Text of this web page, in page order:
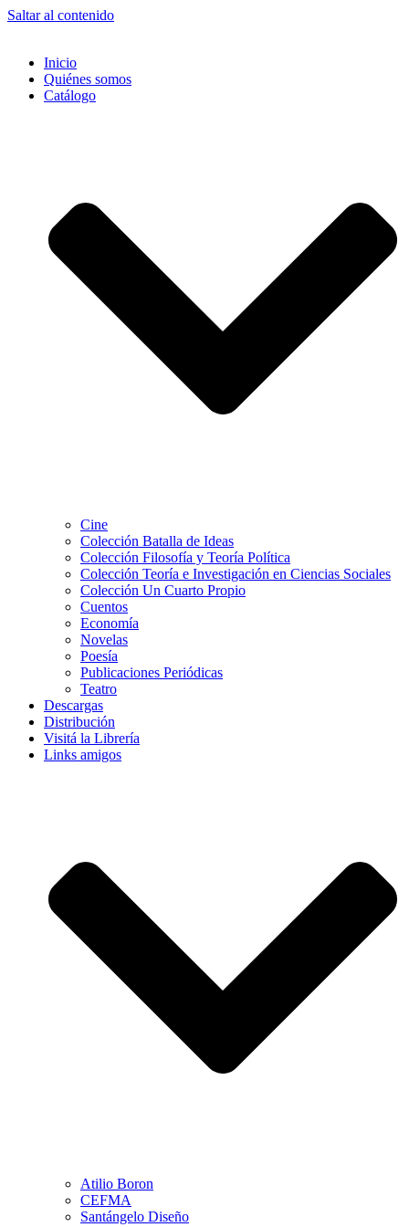
Saltar al contenido
Inicio
Quiénes somos
Catálogo
Cine
Colección Batalla de Ideas
Colección Filosofía y Teoría Política
Colección Teoría e Investigación en Ciencias Sociales
Colección Un Cuarto Propio
Cuentos
Economía
Novelas
Poesía
Publicaciones Periódicas
Teatro
Descargas
Distribución
Visitá la Librería
Links amigos
Atilio Boron
CEFMA
Santángelo Diseño